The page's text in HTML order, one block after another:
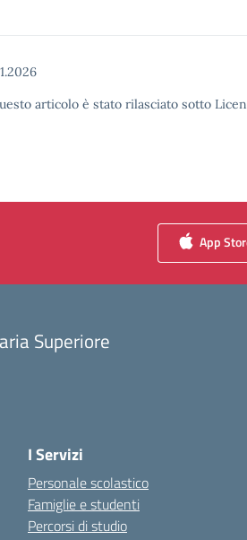
articolo è stato rilasciato sotto
App
Superiore
I Servizi
Personale scolastico
Famiglie e studenti
Percorsi di studio